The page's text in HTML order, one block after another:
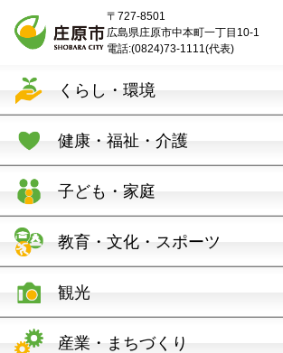
〒727-8501
広島県庄原市中本町一丁目10-1
電話:(0824)73-1111(代表)
くらし・環境
健康・福祉・介護
子ども・家庭
教育・文化・スポーツ
観光
産業・まちづくり